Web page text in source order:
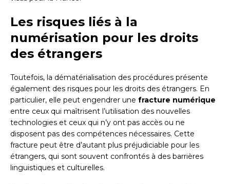
Les risques liés à la
numérisation pour les droits
des étrangers
Toutefois, la dématérialisation des procédures présente
également des risques pour les droits des étrangers. En
particulier, elle peut engendrer une fracture numérique
entre ceux qui maîtrisent l’utilisation des nouvelles
technologies et ceux qui n’y ont pas accès ou ne
disposent pas des compétences nécessaires. Cette
fracture peut être d’autant plus préjudiciable pour les
étrangers, qui sont souvent confrontés à des barrières
linguistiques et culturelles.